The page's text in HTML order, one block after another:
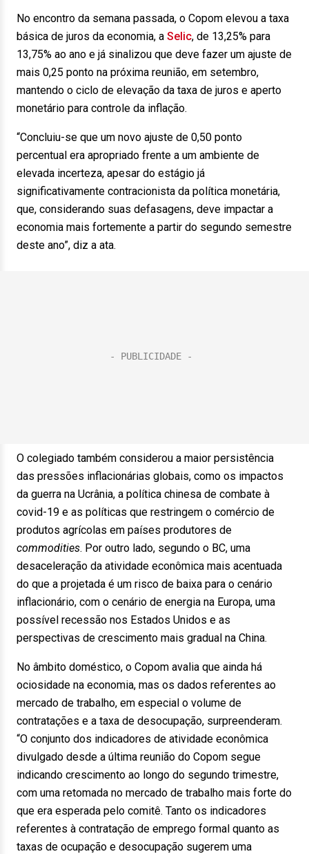
No encontro da semana passada, o Copom elevou a taxa
básica de juros da economia, a Selic, de 13,25% para
13,75% ao ano e já sinalizou que deve fazer um ajuste de
mais 0,25 ponto na próxima reunião, em setembro,
mantendo o ciclo de elevação da taxa de juros e aperto
monetário para controle da inflação.
“Concluiu-se que um novo ajuste de 0,50 ponto
percentual era apropriado frente a um ambiente de
elevada incerteza, apesar do estágio já
significativamente contracionista da política monetária,
que, considerando suas defasagens, deve impactar a
economia mais fortemente a partir do segundo semestre
deste ano”, diz a ata.
O colegiado também considerou a maior persistência
das pressões inflacionárias globais, como os impactos
da guerra na Ucrânia, a política chinesa de combate à
covid-19 e as políticas que restringem o comércio de
produtos agrícolas em países produtores de
commodities. Por outro lado, segundo o BC, uma
desaceleração da atividade econômica mais acentuada
do que a projetada é um risco de baixa para o cenário
inflacionário, com o cenário de energia na Europa, uma
possível recessão nos Estados Unidos e as
perspectivas de crescimento mais gradual na China.
No âmbito doméstico, o Copom avalia que ainda há
ociosidade na economia, mas os dados referentes ao
mercado de trabalho, em especial o volume de
contratações e a taxa de desocupação, surpreenderam.
“O conjunto dos indicadores de atividade econômica
divulgado desde a última reunião do Copom segue
indicando crescimento ao longo do segundo trimestre,
com uma retomada no mercado de trabalho mais forte do
que era esperada pelo comitê. Tanto os indicadores
referentes à contratação de emprego formal quanto as
taxas de ocupação e desocupação sugerem uma